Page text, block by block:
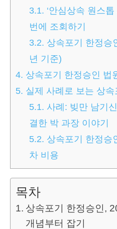
3.1. ‘안심상속 원스
번에 조회하기
3.2. 상속포기 한정승
년 기준)
4. 상속포기 한정승인 법
5. 실제 사례로 보는 상
5.1. 사례: 빚만 남기
결한 박 과장 이야기
5.2. 상속포기 한정승
차 비용
목차
상속포기 한정승인,
개념부터 잡기